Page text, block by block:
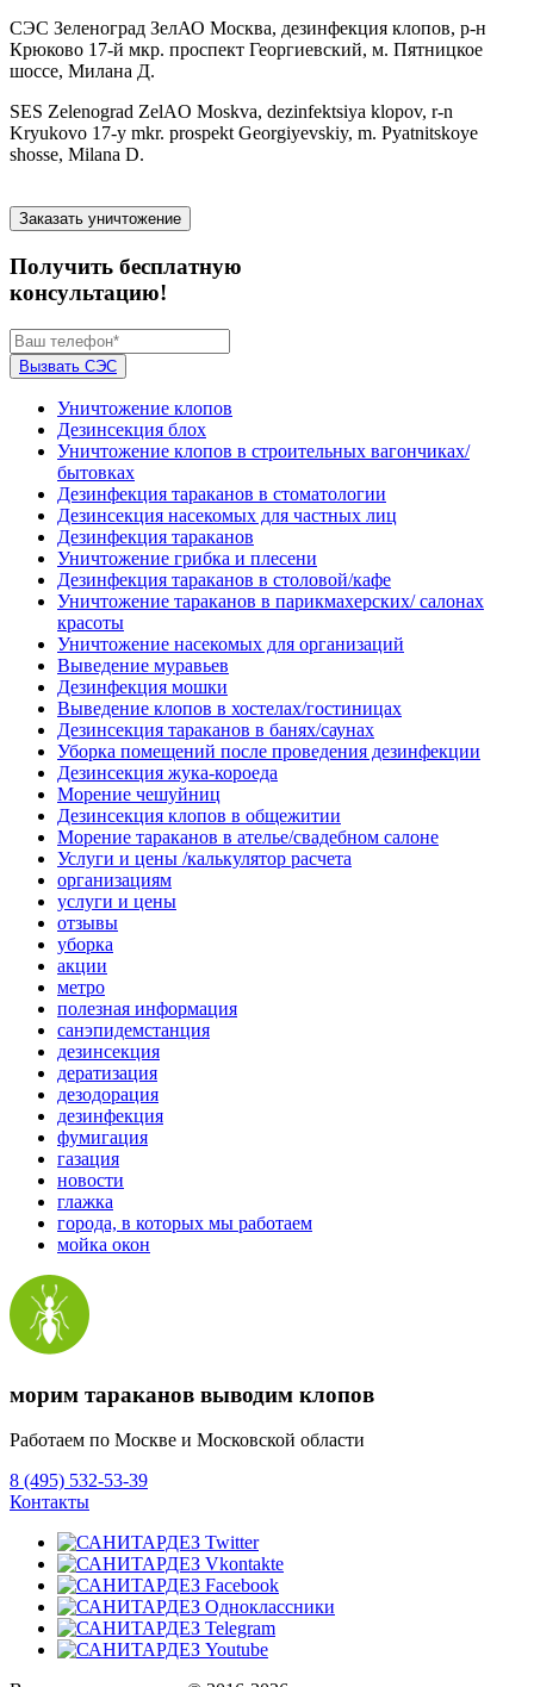
СЭС Зеленоград ЗелАО Москва, дезинфекция клопов, р-н
Крюково 17-й мкр. проспект Георгиевский, м. Пятницкое
шоссе, Милана Д.
SES Zelenograd ZelAO Moskva, dezinfektsiya klopov, r-n
Kryukovo 17-y mkr. prospekt Georgiyevskiy, m. Pyatnitskoye
shosse, Milana D.
Заказать уничтожение
Получить бесплатную
консультацию!
Вызвать СЭС
Уничтожение клопов
Дезинсекция блох
Уничтожение клопов в строительных вагончиках/
бытовках
Дезинфекция тараканов в стоматологии
Дезинсекция насекомых для частных лиц
Дезинфекция тараканов
Уничтожение грибка и плесени
Дезинфекция тараканов в столовой/кафе
Уничтожение тараканов в парикмахерских/ салонах
красоты
Уничтожение насекомых для организаций
Выведение муравьев
Дезинфекция мошки
Выведение клопов в хостелах/гостиницах
Дезинсекция тараканов в банях/саунах
Уборка помещений после проведения дезинфекции
Дезинсекция жука-короеда
Морение чешуйниц
Дезинсекция клопов в общежитии
Морение тараканов в ателье/свадебном салоне
Услуги и цены /калькулятор расчета
организациям
услуги и цены
отзывы
уборка
акции
метро
полезная информация
санэпидемстанция
дезинсекция
дератизация
дезодорация
дезинфекция
фумигация
газация
новости
глажка
города, в которых мы работаем
мойка окон
морим тараканов выводим клопов
Работаем по Москве и Московской области
8 (495) 532-53-39
Контакты